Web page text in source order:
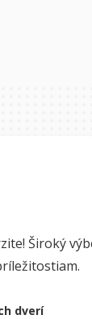
Široký
dverí